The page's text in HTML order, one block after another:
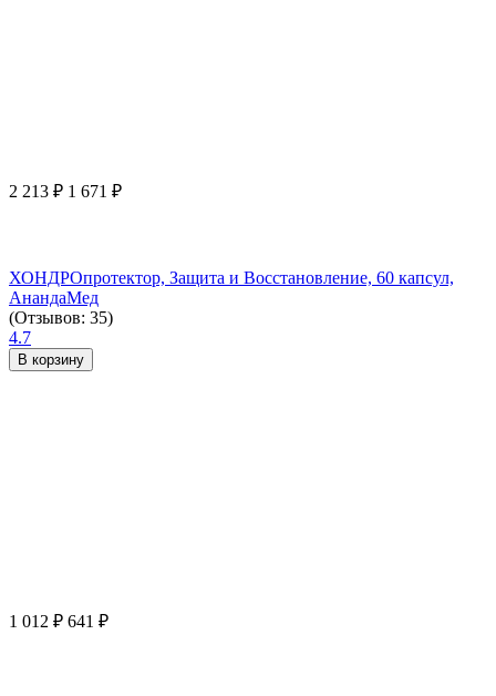
2 213 ₽ 1 671 ₽
ХОНДРОпротектор, Защита и Восстановление, 60 капсул,
АнандаМед
(Отзывов: 35)
4.7
В корзину
1 012 ₽ 641 ₽